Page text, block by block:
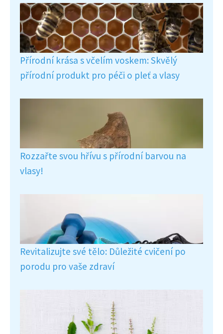
Přírodní krása s včelím voskem: Skvělý
přírodní produkt pro péči o pleť a vlasy
Rozzařte svou hřívu s přírodní barvou na
vlasy!
Revitalizujte své tělo: Důležité cvičení po
porodu pro vaše zdraví